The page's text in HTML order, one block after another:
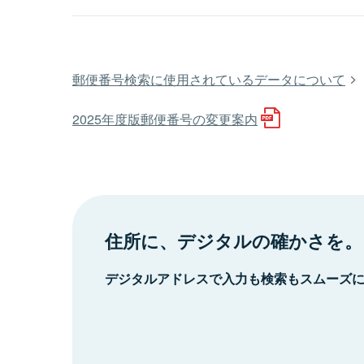
郵便番号検索に使用されているデータについて
2025年度版郵便番号の変更案内
住所に、デジタルの確かさを。
デジタルアドレスで入力も検索もスムーズ